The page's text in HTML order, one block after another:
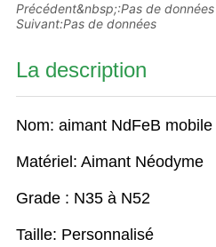
Précédent&nbsp;:Pas de données
Suivant:Pas de données
La description